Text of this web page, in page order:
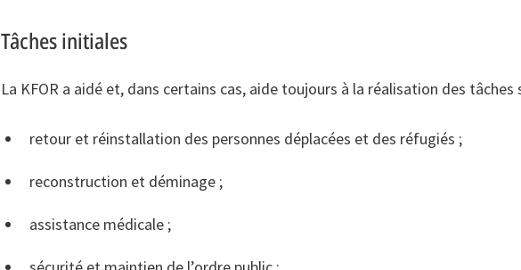
Tâches initiales
La KFOR a aidé et, dans certains cas, aide toujours à la réalisation des
retour et réinstallation des personnes déplacées et des réfugiés ;
reconstruction et déminage ;
assistance médicale ;